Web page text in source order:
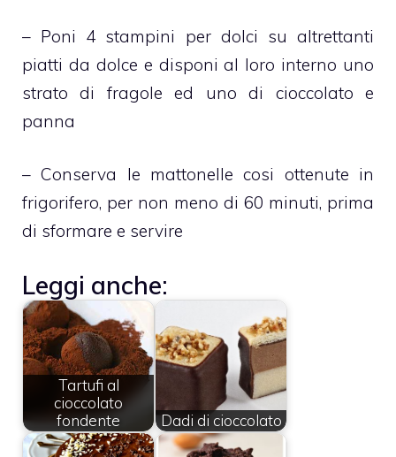
– Poni 4 stampini per dolci su altrettanti
piatti da dolce e disponi al loro interno uno
strato di fragole ed uno di cioccolato e
panna
– Conserva le mattonelle cosi ottenute in
frigorifero, per non meno di 60 minuti, prima
di sformare e servire
Leggi anche:
Tartufi al
cioccolato
fondente
Dadi di cioccolato